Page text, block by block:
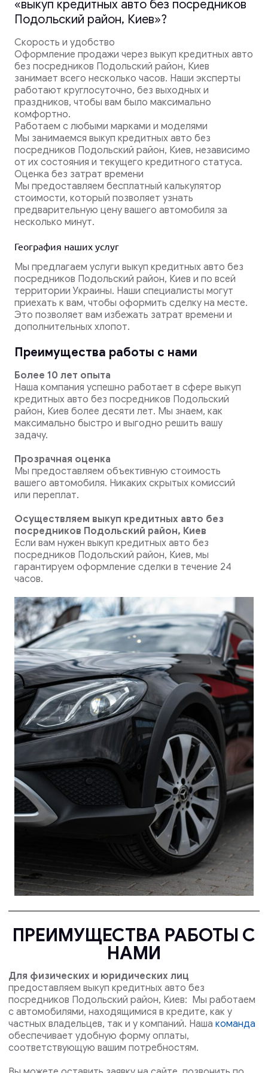
«выкуп кредитных авто без посредников
Подольский район, Киев»?
Скорость и удобство
Оформление продажи через выкуп кредитных авто
без посредников Подольский район, Киев
занимает всего несколько часов. Наши эксперты
работают круглосуточно, без выходных и
праздников, чтобы вам было максимально
комфортно.
Работаем с любыми марками и моделями
Мы занимаемся выкуп кредитных авто без
посредников Подольский район, Киев, независимо
от их состояния и текущего кредитного статуса.
Оценка без затрат времени
Мы предоставляем бесплатный калькулятор
стоимости, который позволяет узнать
предварительную цену вашего автомобиля за
несколько минут.
География наших услуг
Мы предлагаем услуги выкуп кредитных авто без
посредников Подольский район, Киев и по всей
территории Украины. Наши специалисты могут
приехать к вам, чтобы оформить сделку на месте.
Это позволяет вам избежать затрат времени и
дополнительных хлопот.
Преимущества работы с нами
Более 10 лет опыта
Наша компания успешно работает в сфере выкуп
кредитных авто без посредников Подольский
район, Киев более десяти лет. Мы знаем, как
максимально быстро и выгодно решить вашу
задачу.
Прозрачная оценка
Мы предоставляем объективную стоимость
вашего автомобиля. Никаких скрытых комиссий
или переплат.
Осуществляем выкуп кредитных авто без
посредников Подольский район, Киев
Если вам нужен выкуп кредитных авто без
посредников Подольский район, Киев, мы
гарантируем оформление сделки в течение 24
часов.
ПРЕИМУЩЕСТВА РАБОТЫ С
НАМИ
Для физических и юридических лиц
предоставляем выкуп кредитных авто без
посредников Подольский район, Киев: Мы работаем
с автомобилями, находящимися в кредите, как у
частных владельцев, так и у компаний. Нашакоманда
обеспечивает удобную форму оплаты,
соответствующую вашим потребностям.